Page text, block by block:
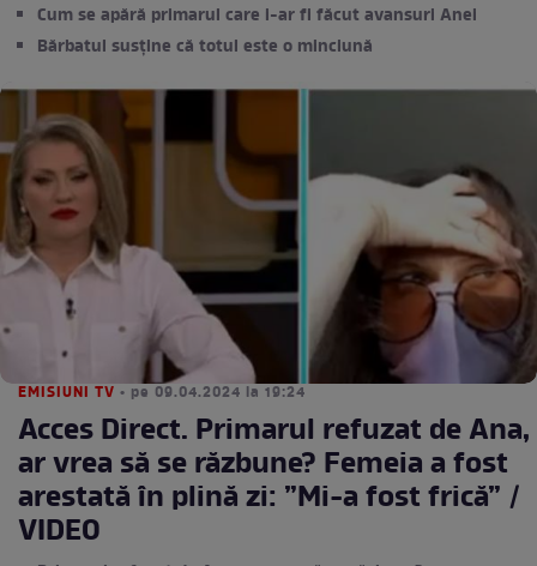
Cum se apără primarul care i-ar fi făcut avansuri Anei
Bărbatul susține că totul este o minciună
EMISIUNI TV • pe 09.04.2024 la 19:24
Acces Direct. Primarul refuzat de Ana,
ar vrea să se răzbune? Femeia a fost
arestată în plină zi: ”Mi-a fost frică” /
VIDEO